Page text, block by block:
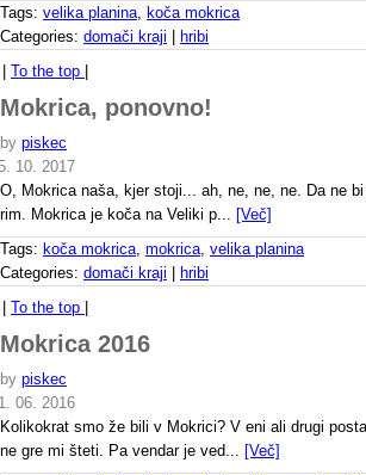
Tags: velika planina, koča mokrica
Categories: domači kraji
hribi
To the top
Mokrica, ponovno!
by piskec
10. 2017
O, Mokrica naša, kjer stoji... ah, ne, ne, ne. Da ne
rim. Mokrica je koča na Veliki p... [Več]
Tags: koča mokrica, mokrica, velika planina
Categories: domači kraji
hribi
To the top
Mokrica 2016
by piskec
06. 2016
Kolikokrat smo že bili v Mokrici? V eni ali drugi
ne gre mi šteti. Pa vendar je ved... [Več]